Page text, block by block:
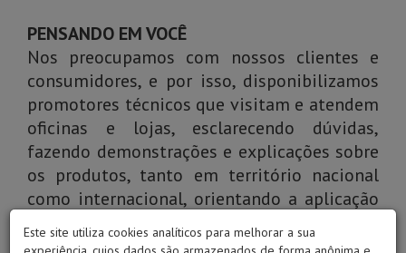
PENSANDO EM VOCÊ
Nos preocupamos com nossos clientes e
consumidores, e por isso, disponibilizamos
promotores técnicos que visitam e atendem
oficinas e lojas, esclarecendo dúvidas,
fazendo demonstrações e explicações sobre
os produtos, tanto em território nacional
como internacional, orientando a aplicação
de cada item.
Este site utiliza cookies analíticos para melhorar a sua